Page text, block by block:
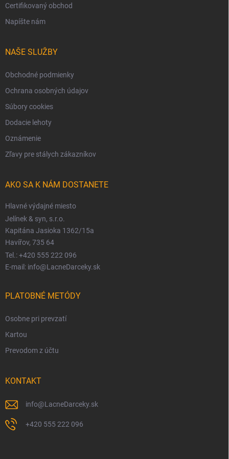
Certifikovaný obchod
Napíšte nám
NAŠE SLUŽBY
Obchodné podmienky
Ochrana osobných údajov
Súbory cookies
Dodacie lehoty
Oznámenie
Zľavy pre stálych zákazníkov
AKO SA K NÁM DOSTANETE
Hlavné výdajné miesto
Jelínek & syn, s.r.o.
Kapitána Jasioka 1362/15a
Havířov, 735 64
Tel.: +420 555 222 096
E-mail: info@LacneDarceky.sk
PLATOBNÉ METÓDY
Osobne pri prevzatí
Kartou
Prevodom z účtu
KONTAKT
info@LacneDarceky.sk
+420 555 222 096